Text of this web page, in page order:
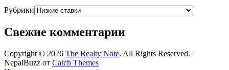
Рубрики
Свежие комментарии
Copyright © 2026 The Realty Note. All Rights Reserved. |
NepalBuzz от Catch Themes